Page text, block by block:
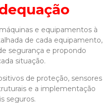
e equipamentos à
de cada equipamento,
segurança e propondo
situação.
de proteção, sensores
e a implementação
seguros.